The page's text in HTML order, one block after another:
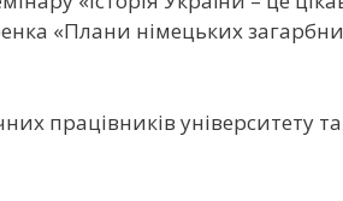
«Плани німецьких
працівників університету